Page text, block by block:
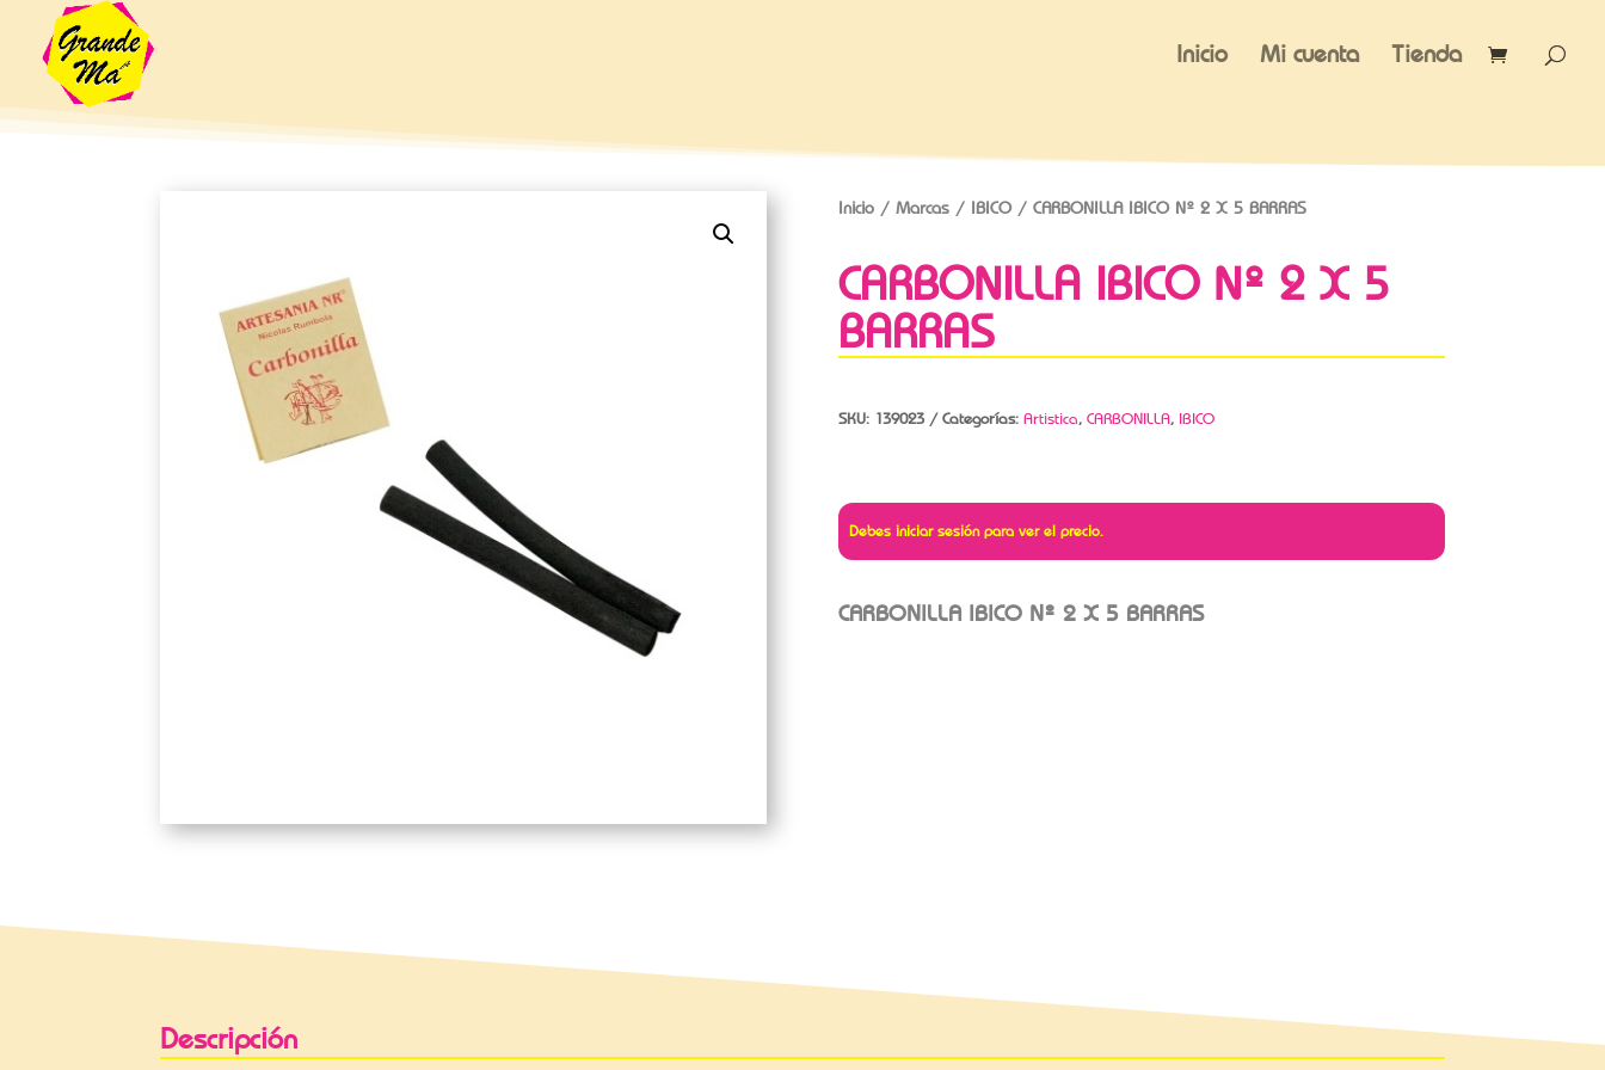
Inicio Mi cuenta Tienda
Inicio/ Marcas/ IBICO/ CARBONILLA IBICO Nº 2 X 5 BARRAS
CARBONILLA IBICO Nº 2 X 5
BARRAS
SKU: 139023 Categorías: Artistica, CARBONILLA, IBICO
Debes iniciar sesión para ver el precio.
CARBONILLA IBICO Nº 2 X 5 BARRAS
Descripción